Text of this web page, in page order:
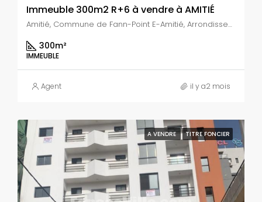
Immeuble 300m2 R+6 à vendre à AMITIÉ
Amitié, Commune de Fann-Point E-Amitié, Arrondissement de Dakar-Plateau, Dakar, Région de Dakar, 13000, Sénégal
300m²
IMMEUBLE
Agent il y a2 mois
A VENDRE TITRE FONCIER